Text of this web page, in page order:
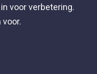
voor verbetering.
voor.